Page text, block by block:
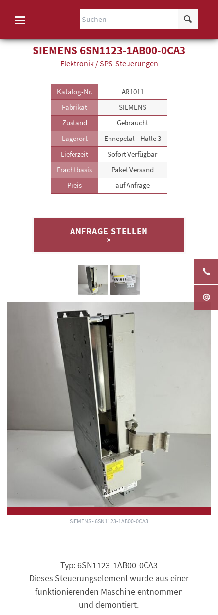
SIEMENS - 6SN1123-1AB00-0CA3
SIEMENS 6SN1123-1AB00-0CA3
Elektronik / SPS-Steuerungen
Katalog-Nr.
AR1011
Fabrikat
SIEMENS
Zustand
Gebraucht
Lagerort
Ennepetal - Halle 3
Lieferzeit
Sofort Verfügbar
Frachtbasis
Paket Versand
Preis
auf Anfrage
ANFRAGE STELLEN
»
Typ: 6SN1123-1AB00-0CA3
Dieses Steuerungselement wurde aus einer
funktionierenden Maschine entnommen
und demontiert.